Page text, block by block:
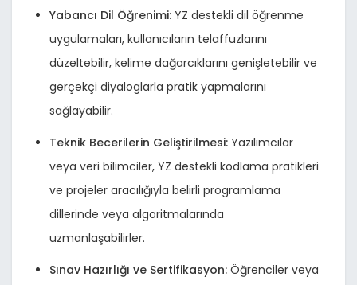
Yabancı Dil Öğrenimi: YZ destekli dil öğrenme
uygulamaları, kullanıcıların telaffuzlarını
düzeltebilir, kelime dağarcıklarını genişletebilir ve
gerçekçi diyaloglarla pratik yapmalarını
sağlayabilir.
Teknik Becerilerin Geliştirilmesi: Yazılımcılar
veya veri bilimciler, YZ destekli kodlama pratikleri
ve projeler aracılığıyla belirli programlama
dillerinde veya algoritmalarında
uzmanlaşabilirler.
Sınav Hazırlığı ve Sertifikasyon: Öğrenciler veya